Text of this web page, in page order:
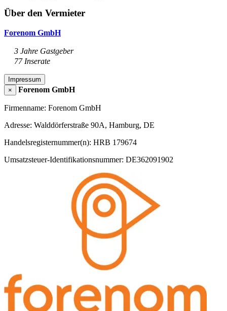
Über den Vermieter
Forenom GmbH
3 Jahre Gastgeber
77 Inserate
Impressum
×
Forenom GmbH
Firmenname: Forenom GmbH
Adresse: Walddörferstraße 90A, Hamburg, DE
Handelsregisternummer(n): HRB 179674
Umsatzsteuer-Identifikationsnummer: DE362091902